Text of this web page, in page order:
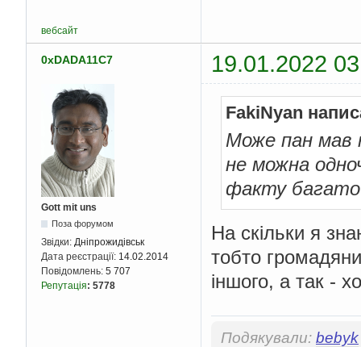
вебсайт
0xDADA11C7 19.01.2022
Gott mit uns
Поза форумом
Звідки: Дніпрожидівськ
Дата реєстрації: 14.02.2014
Повідомлень: 5 707
Репутація: 5778
FakiNyan
Може пан мав
не можна
факту багато
На скільки я
тобто
іншого, а так -
Подякували: bebyk